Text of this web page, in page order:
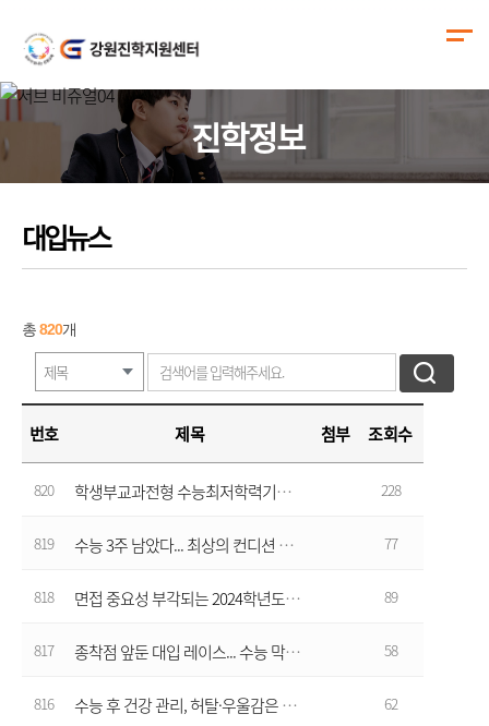
진학정보
대입뉴스
총820개
번호 제목 첨부 조회수
820 학생부교과전형 수능최저학력기준 완화 기조... "올해 충족률, 경쟁률 상승할 듯" 228
819 수능 3주 남았다... 최상의 컨디션 유지할 건강 관리법 77
818 면접 중요성 부각되는 2024학년도 학생부종합전형 89
817 종착점 앞둔 대입 레이스... 수능 막바지 영역별 학습 전략 58
816 수능 후 건강 관리, 허탈·우울감은 여행·운동으로 환기, 미래 걱정 OFF 62